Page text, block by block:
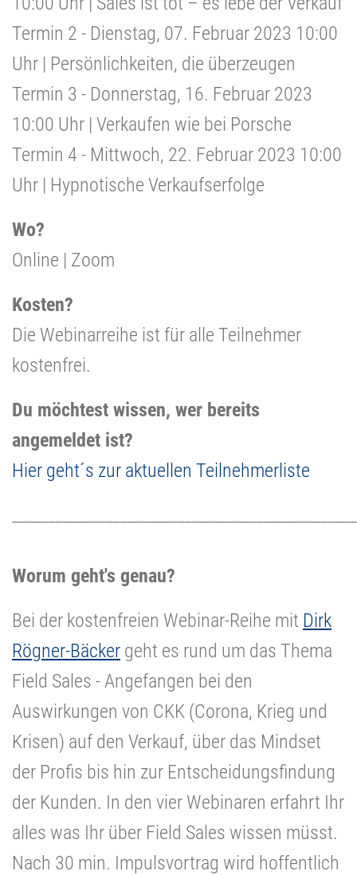
Termin 2 - Dienstag, 07. Februar 2023 10:00
Uhr | Persönlichkeiten, die überzeugen
Termin 3 - Donnerstag, 16. Februar 2023
10:00 Uhr | Verkaufen wie bei Porsche
Termin 4 - Mittwoch, 22. Februar 2023 10:00
Uhr | Hypnotische Verkaufserfolge
Wo?
Online | Zoom
Kosten?
Die Webinarreihe ist für alle Teilnehmer
kostenfrei.
Du möchtest wissen, wer bereits
angemeldet ist?
Hier geht´s zur aktuellen Teilnehmerliste
Worum geht's genau?
Bei der kostenfreien Webinar-Reihe mit Dirk
Rögner-Bäcker geht es rund um das Thema
Field Sales - Angefangen bei den
Auswirkungen von CKK (Corona, Krieg und
Krisen) auf den Verkauf, über das Mindset
der Profis bis hin zur Entscheidungsfindung
der Kunden. In den vier Webinaren erfahrt Ihr
alles was Ihr über Field Sales wissen müsst.
Nach 30 min. Impulsvortrag wird hoffentlich